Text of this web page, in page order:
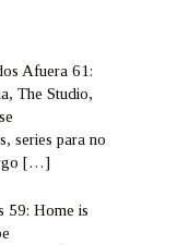
Afuera 61:
The Studio,
series para no
[…]
59: Home is